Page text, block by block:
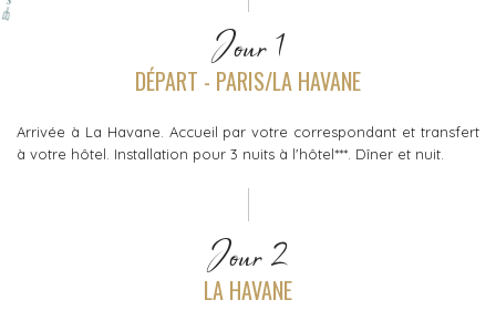
Jour 1
DÉPART - PARIS/LA HAVANE
Arrivée à La Havane. Accueil par votre correspondant et transfert
à votre hôtel. Installation pour 3 nuits à l'hôtel***. Dîner et nuit.
Jour 2
LA HAVANE